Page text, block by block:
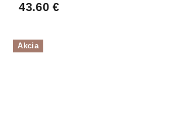
43.60 €
Akcia